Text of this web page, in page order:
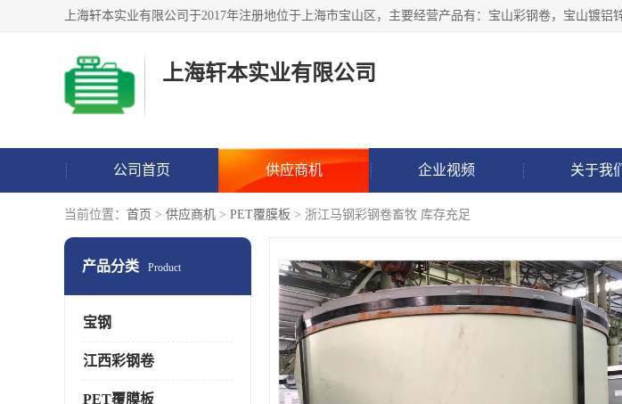
上海轩本实业有限公司
公司首页 供应商机 企业视频 关于我们
当前位置： 首页 > 供应商机 > PET覆膜板 > 浙江马钢彩钢卷畜牧 库存充足
产品分类 Product
宝钢
江西彩钢卷
PET覆膜板